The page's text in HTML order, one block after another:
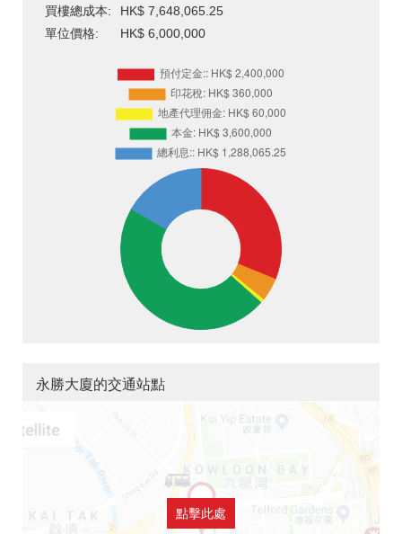
買樓總成本:
HK$ 7,648,065.25
單位價格:
HK$ 6,000,000
永勝大廈的交通站點
點擊此處